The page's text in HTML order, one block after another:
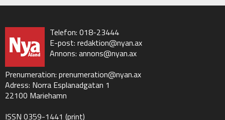
Telefon: 018-23444
E-post: redaktion@nyan.ax
Annons: annons@nyan.ax
Prenumeration: prenumeration@nyan.ax
Adress: Norra Esplanadgatan 1
22100 Mariehamn
ISSN 0359-1441 (print)